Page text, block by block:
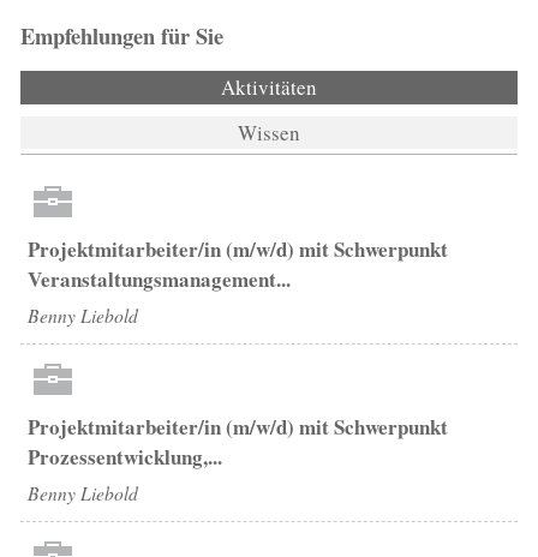
Empfehlungen für Sie
Aktivitäten
Wissen
Projektmitarbeiter/in (m/w/d) mit Schwerpunkt
Veranstaltungsmanagement...
Benny Liebold
Projektmitarbeiter/in (m/w/d) mit Schwerpunkt
Prozessentwicklung,...
Benny Liebold